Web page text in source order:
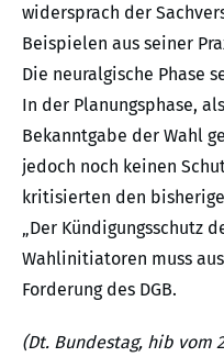
widersprach der
Beispielen aus seiner
Die neuralgische Phase
In der Planungsphase,
Bekanntgabe der Wahl
jedoch noch keinen
kritisierten den
„Der Kündigungsschutz
Wahlinitiatoren muss
Forderung des DGB.
(Dt. Bundestag, hib vom